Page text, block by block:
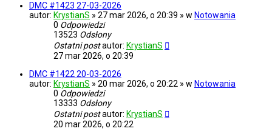
DMC #1423 27-03-2026
autor: KrystianS » 27 mar 2026, o 20:39 » w Notowania
0 Odpowiedzi
13523 Odsłony
Ostatni postautor: KrystianS
27 mar 2026, o 20:39
DMC #1422 20-03-2026
autor: KrystianS » 20 mar 2026, o 20:22 » w Notowania
0 Odpowiedzi
13333 Odsłony
Ostatni postautor: KrystianS
20 mar 2026, o 20:22